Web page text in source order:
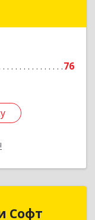
76
Подробнее
Софт
Софт